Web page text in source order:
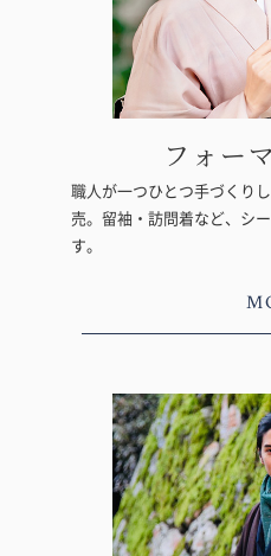
フォー
職人が一つひとつ手づくり
売。留袖・訪問着など、シ
す。